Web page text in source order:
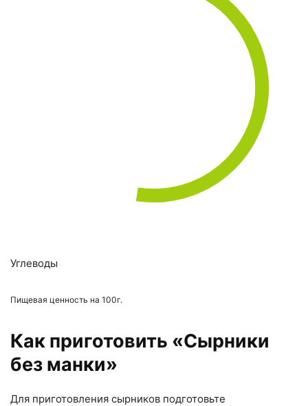
Углеводы
Пищевая ценность на 100г.
Как приготовить «Сырники
без манки»
Для приготовления сырников подготовьте